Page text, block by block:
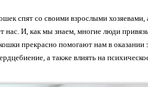
спят со своими взрослыми
нас. И, как мы знаем, многие люди
прекрасно помогают нам в
а также влиять на